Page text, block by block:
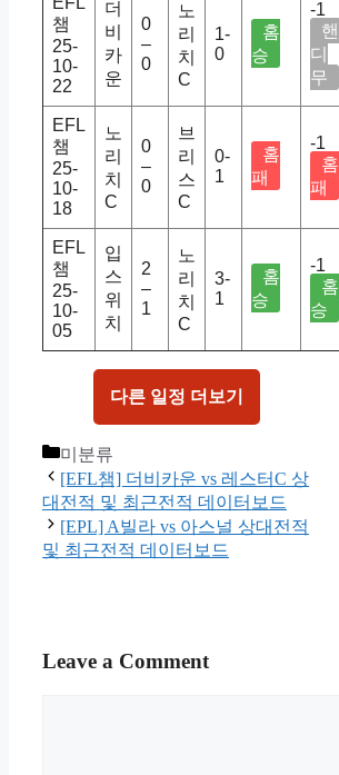
챔
25-
10-
22
더
비
카
운
0
–
0
노
리
치
C
1-
0
홈
승
-1
핸
디
무
EFL
챔
25-
10-
18
노
리
치
C
0
–
0
브
리
스
C
0-
1
홈
패
-1
홈
패
EFL
챔
25-
10-
05
입
스
위
치
2
–
1
노
리
치
C
3-
1
홈
승
-1
홈
승
다른 일정 더보기
Categories
미분류
[EFL챔] 더비카운 vs 레스터C 상
대전적 및 최근전적 데이터보드
[EPL] A빌라 vs 아스널 상대전적
및 최근전적 데이터보드
Leave a Comment